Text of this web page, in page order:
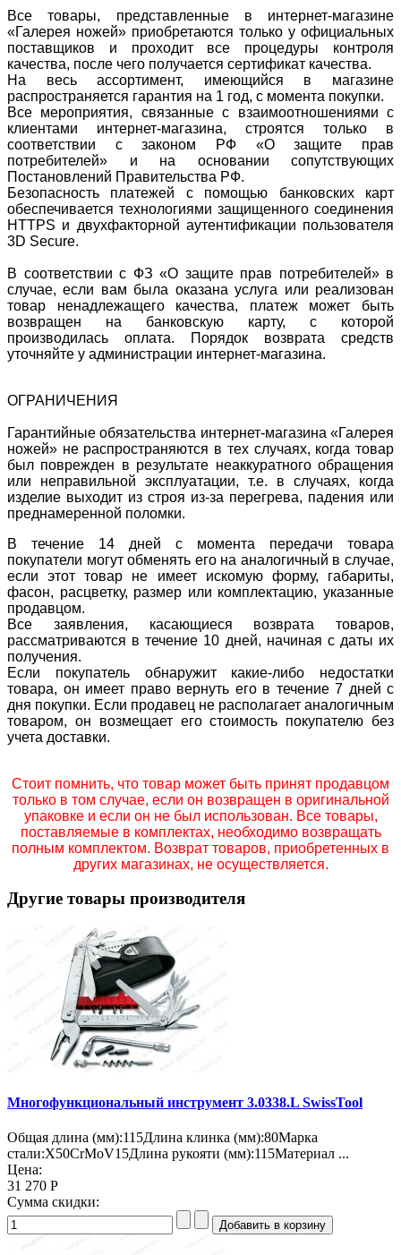
Все товары, представленные в интернет-магазине
«Галерея ножей» приобретаются только у официальных
поставщиков и проходит все процедуры контроля
качества, после чего получается сертификат качества.
На весь ассортимент, имеющийся в магазине
распространяется гарантия на 1 год, с момента покупки.
Все мероприятия, связанные с взаимоотношениями с
клиентами интернет-магазина, строятся только в
соответствии с законом РФ «О защите прав
потребителей» и на основании сопутствующих
Постановлений Правительства РФ.
Безопасность платежей с помощью банковских карт
обеспечивается технологиями защищенного соединения
HTTPS и двухфакторной аутентификации пользователя
3D Secure.
В соответствии с ФЗ «О защите прав потребителей» в
случае, если вам была оказана услуга или реализован
товар ненадлежащего качества, платеж может быть
возвращен на банковскую карту, с которой
производилась оплата. Порядок возврата средств
уточняйте у администрации интернет-магазина.
ОГРАНИЧЕНИЯ
Гарантийные обязательства интернет-магазина «Галерея
ножей» не распространяются в тех случаях, когда товар
был поврежден в результате неаккуратного обращения
или неправильной эксплуатации, т.е. в случаях, когда
изделие выходит из строя из-за перегрева, падения или
преднамеренной поломки.
В течение 14 дней с момента передачи товара
покупатели могут обменять его на аналогичный в случае,
если этот товар не имеет искомую форму, габариты,
фасон, расцветку, размер или комплектацию, указанные
продавцом.
Все заявления, касающиеся возврата товаров,
рассматриваются в течение 10 дней, начиная с даты их
получения.
Если покупатель обнаружит какие-либо недостатки
товара, он имеет право вернуть его в течение 7 дней с
дня покупки. Если продавец не располагает аналогичным
товаром, он возмещает его стоимость покупателю без
учета доставки.
Стоит помнить, что товар может быть принят продавцом
только в том случае, если он возвращен в оригинальной
упаковке и если он не был использован. Все товары,
поставляемые в комплектах, необходимо возвращать
полным комплектом. Возврат товаров, приобретенных в
других магазинах, не осуществляется.
Другие товары производителя
Многофункциональный инструмент 3.0338.L SwissTool
Общая длина (мм):115Длина клинка (мм):80Марка
стали:X50CrMoV15Длина рукояти (мм):115Материал ...
Цена:
31 270 Р
Сумма скидки: